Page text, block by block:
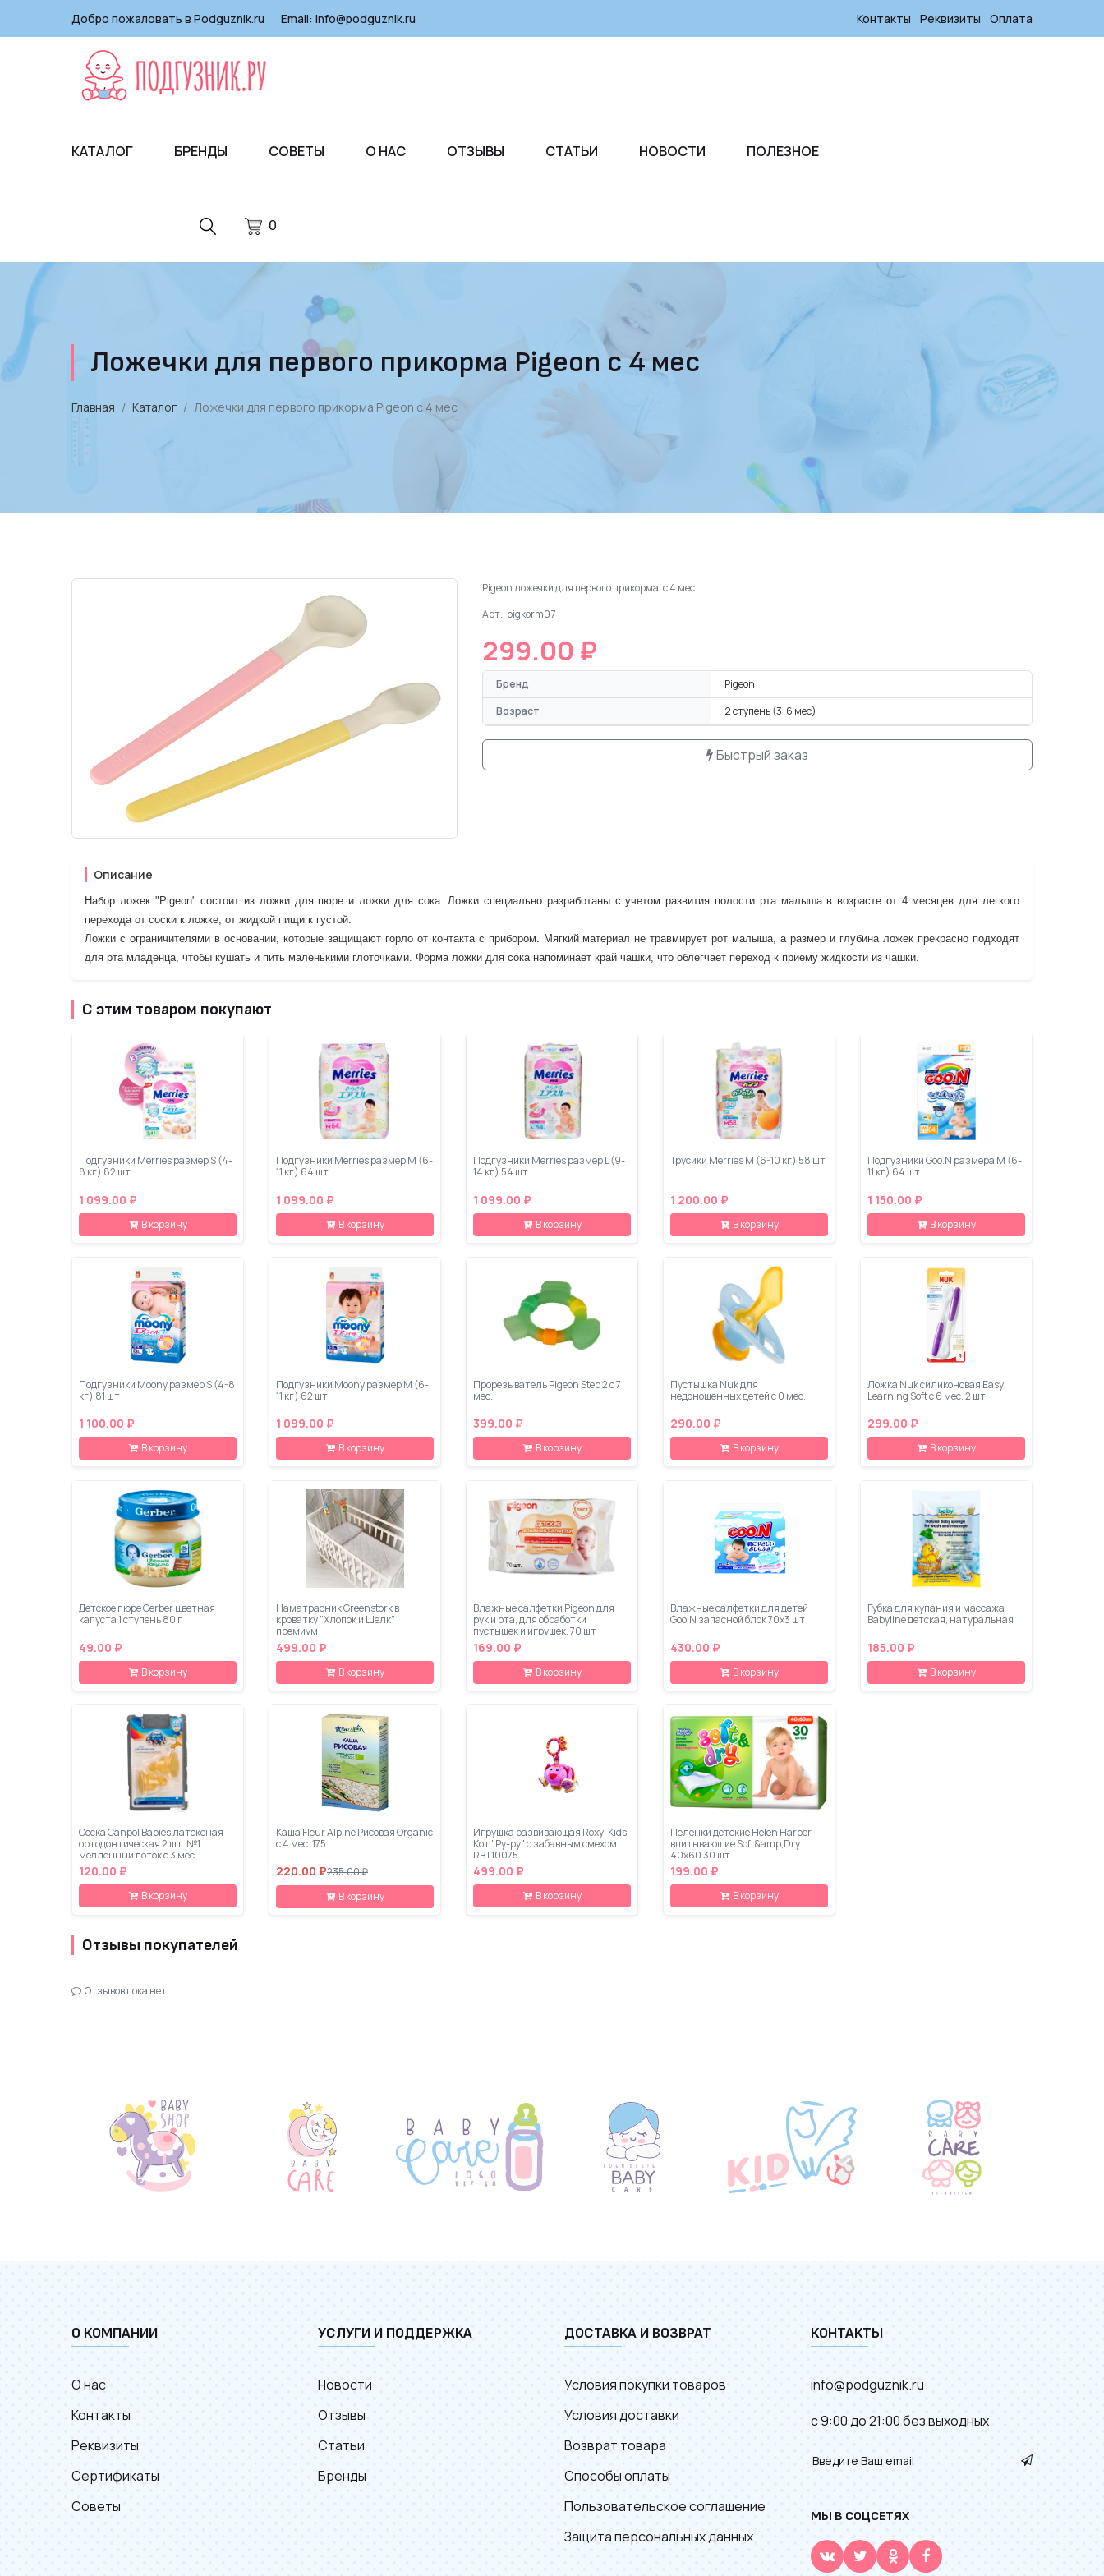
Добро пожаловать в Podguznik.ru Email: info@podguznik.ru Контакты Реквизиты Оплата
0
КАТАЛОГ БРЕНДЫ СОВЕТЫ О НАС ОТЗЫВЫ СТАТЬИ НОВОСТИ ПОЛЕЗНОЕ
Ложечки для первого прикорма Pigeon с 4 мес
Главная Каталог Ложечки для первого прикорма Pigeon с 4 мес
Pigeon ложечки для первого прикорма, с 4 мес
Арт.: pigkorm07
299.00 ₽
Бренд
Pigeon
Возраст
2 ступень (3-6 мес)
Быстрый заказ
Описание
Набор ложек "Pigeon" состоит из ложки для пюре и ложки для сока. Ложки специально разработаны с учетом развития полости рта малыша в возрасте от 4 месяцев для легкого
перехода от соски к ложке, от жидкой пищи к густой.
Ложки с ограничителями в основании, которые защищают горло от контакта с прибором. Мягкий материал не травмирует рот малыша, а размер и глубина ложек прекрасно подходят
для рта младенца, чтобы кушать и пить маленькими глоточками. Форма ложки для сока напоминает край чашки, что облегчает переход к приему жидкости из чашки.
С этим товаром покупают
Подгузники Merries размер S (4-
8 кг) 82 шт
1 099.00 ₽
В корзину
Подгузники Merries размер М (6-
11 кг) 64 шт
1 099.00 ₽
В корзину
Подгузники Merries размер L (9-
14 кг) 54 шт
1 099.00 ₽
В корзину
Трусики Merries M (6-10 кг) 58 шт
1 200.00 ₽
В корзину
Подгузники Goo.N размера M (6-
11 кг) 64 шт
1 150.00 ₽
В корзину
Подгузники Moony размер S (4-8
кг) 81 шт
1 100.00 ₽
В корзину
Подгузники Moony размер M (6-
11 кг) 62 шт
1 099.00 ₽
В корзину
Прорезыватель Pigeon Step 2 с 7
мес.
399.00 ₽
В корзину
Пустышка Nuk для
недоношенных детей с 0 мес.
290.00 ₽
В корзину
Ложка Nuk силиконовая Easy
Learning Soft с 6 мес. 2 шт
299.00 ₽
В корзину
Детское пюре Gerber цветная
капуста 1 ступень 80 г
49.00 ₽
В корзину
Наматрасник Greenstork в
кроватку "Хлопок и Шелк"
премиум
499.00 ₽
В корзину
Влажные салфетки Pigeon для
рук и рта, для обработки
пустышек и игрушек, 70 шт
169.00 ₽
В корзину
Влажные салфетки для детей
Goo.N запасной блок 70х3 шт
430.00 ₽
В корзину
Губка для купания и массажа
Babyline детская, натуральная
185.00 ₽
В корзину
Соска Canpol Babies латексная
ортодонтическая 2 шт. №1
медленный поток с 3 мес.
120.00 ₽
В корзину
Каша Fleur Alpine Рисовая Organic
с 4 мес. 175 г
220.00 ₽235.00 ₽
В корзину
Игрушка развивающая Roxy-Kids
Кот "Ру-ру" с забавным смехом
RBT10075
499.00 ₽
В корзину
Пеленки детские Helen Harper
впитывающие Soft&amp;Dry
40x60 30 шт
199.00 ₽
В корзину
Отзывы покупателей
Отзывов пока нет
О КОМПАНИИ
О нас
Контакты
Реквизиты
Сертификаты
Советы
УСЛУГИ И ПОДДЕРЖКА
Новости
Отзывы
Статьи
Бренды
ДОСТАВКА И ВОЗВРАТ
Условия покупки товаров
Условия доставки
Возврат товара
Способы оплаты
Пользовательское соглашение
Защита персональных данных
КОНТАКТЫ
info@podguznik.ru
с 9:00 до 21:00 без выходных
МЫ В СОЦСЕТЯХ